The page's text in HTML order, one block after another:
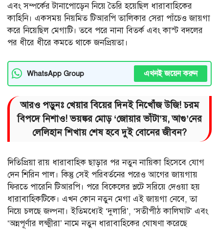
এবং সম্পর্কের টানাপোড়েন নিয়ে তৈরি হয়েছিল ধারাবাহিকের
কাহিনি। একসময় নিয়মিত টিআরপি তালিকার সেরা পাঁচেও জায়গা
করে নিয়েছিল মেগাটি। তবে পরে নানা বিতর্ক এবং কাস্ট বদলের
পর ধীরে ধীরে কমতে থাকে জনপ্রিয়তা।
WhatsApp Group এখনই জয়েন করুন
আরও পড়ুনঃ খেয়ার বিয়ের দিনই নিখোঁজ উজি! চরম
বিপদে নিশাও! ভয়ঙ্কর মোড় ‘জোয়ার ভাঁটা’য়, আগু’নের
লেলিহান শিখায় শেষ হবে দুই বোনের জীবন?
দিতিপ্রিয়া রায় ধারাবাহিক ছাড়ার পর নতুন নায়িকা হিসেবে যোগ
দেন শিরিন পাল। কিন্তু সেই পরিবর্তনের পরেও আগের জায়গায়
ফিরতে পারেনি টিআরপি। পরে বিকেলের স্লটে সরিয়ে দেওয়া হয়
ধারাবাহিকটিকে। এখন কোন নতুন মেগা এই জায়গা নেবে, তা
নিয়ে চলছে জল্পনা। ইতিমধ্যেই ‘দুলারি’, ‘সতীপীঠ কালিঘাট’ এবং
‘অন্নপূর্ণার লক্ষ্মীরা’ নামে নতুন ধারাবাহিকের ঘোষণা করেছে